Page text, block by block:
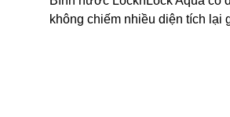
không chiếm nhiều diện tích lại